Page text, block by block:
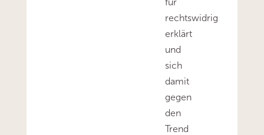
rechtswidrig
erklärt
und
sich
damit
gegen
den
Trend